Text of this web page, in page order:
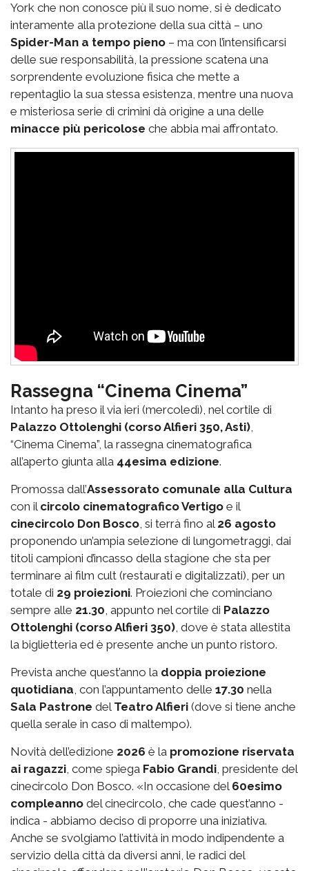
York che non conosce più il suo nome, si è dedicato
interamente alla protezione della sua città – uno
Spider-Man a tempo pieno – ma con l’intensificarsi
delle sue responsabilità, la pressione scatena una
sorprendente evoluzione fisica che mette a
repentaglio la sua stessa esistenza, mentre una nuova
e misteriosa serie di crimini dà origine a una delle
minacce più pericolose che abbia mai affrontato.
Rassegna “Cinema Cinema”
Intanto ha preso il via ieri (mercoledì), nel cortile di
Palazzo Ottolenghi (corso Alfieri 350, Asti),
“Cinema Cinema”, la rassegna cinematografica
all’aperto giunta alla 44esima edizione.
Promossa dall’Assessorato comunale alla Cultura
con il circolo cinematografico Vertigo e il
cinecircolo Don Bosco, si terrà fino al 26 agosto
proponendo un’ampia selezione di lungometraggi, dai
titoli campioni d’incasso della stagione che sta per
terminare ai film cult (restaurati e digitalizzati), per un
totale di 29 proiezioni. Proiezioni che cominciano
sempre alle 21.30, appunto nel cortile di Palazzo
Ottolenghi (corso Alfieri 350), dove è stata allestita
la biglietteria ed è presente anche un punto ristoro.
Prevista anche quest’anno la doppia proiezione
quotidiana, con l’appuntamento delle 17.30 nella
Sala Pastrone del Teatro Alfieri (dove si tiene anche
quella serale in caso di maltempo).
Novità dell’edizione 2026 è la promozione riservata
ai ragazzi, come spiega Fabio Grandi, presidente del
cinecircolo Don Bosco. «In occasione del 60esimo
compleanno del cinecircolo, che cade quest’anno -
indica - abbiamo deciso di proporre una iniziativa.
Anche se svolgiamo l’attività in modo indipendente a
servizio della città da diversi anni, le radici del